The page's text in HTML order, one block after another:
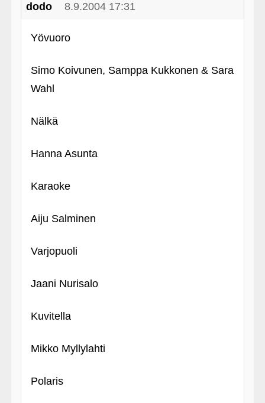
dodo 8.9.2004 17:31
Yövuoro
Simo Koivunen, Samppa Kukkonen & Sara
Wahl
Nälkä
Hanna Asunta
Karaoke
Aiju Salminen
Varjopuoli
Jaani Nurisalo
Kuvitella
Mikko Myllylahti
Polaris